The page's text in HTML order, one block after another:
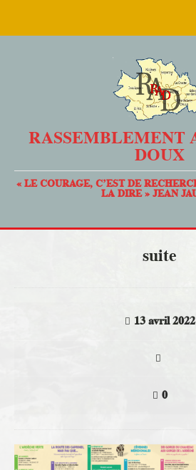
RASSEMBLEMENT
DOUX
« LE COURAGE, C’EST DE
LA DIRE » JEAN
suite
13 avril 2022
0